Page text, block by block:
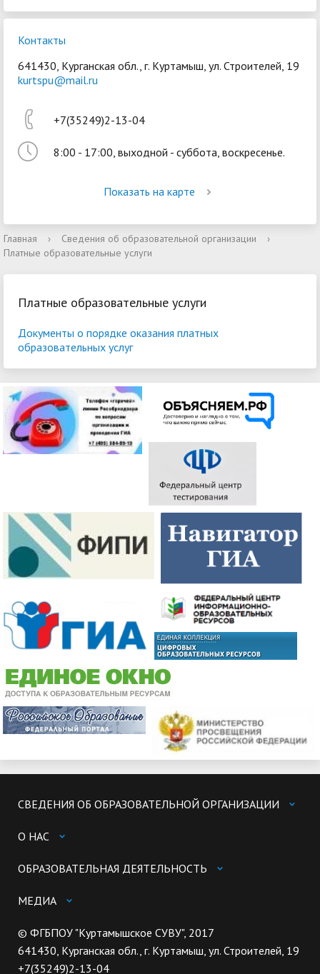
Контакты
641430, Курганская обл., г. Куртамыш, ул. Строителей, 19
kurtspu@mail.ru
+7(35249)2-13-04
8:00 - 17:00, выходной - суббота, воскресенье.
Показать на карте
Главная › Сведения об образовательной организации
›
Платные образовательные услуги
Платные образовательные услуги
Документы о порядке оказания платных
образовательных услуг
СВЕДЕНИЯ ОБ ОБРАЗОВАТЕЛЬНОЙ ОРГАНИЗАЦИИ
О НАС
ОБРАЗОВАТЕЛЬНАЯ ДЕЯТЕЛЬНОСТЬ
МЕДИА
© ФГБПОУ "Куртамышское СУВУ", 2017
641430, Курганская обл., г. Куртамыш, ул. Строителей, 19
+7(35249)2-13-04